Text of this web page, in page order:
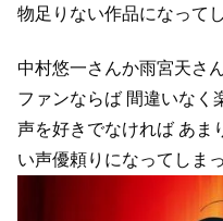
物足りない作品になって
中村悠一さんか雨宮天さ
ファンならば 間違いなく
声を好きでなければ あま
い声優頼りになってしま